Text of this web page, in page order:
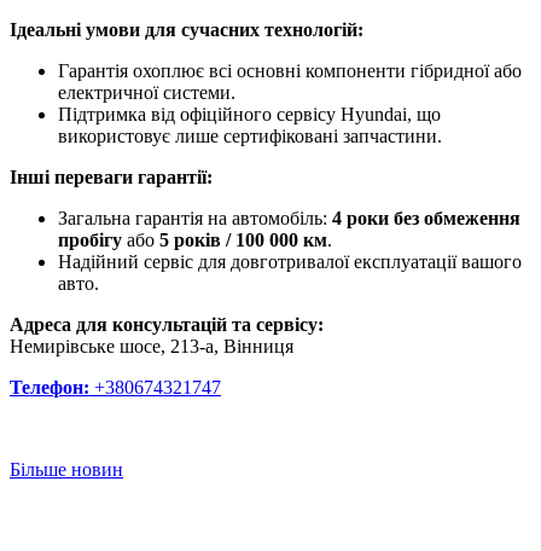
Ідеальні умови для сучасних технологій:
Гарантія охоплює всі основні компоненти гібридної або
електричної системи.
Підтримка від офіційного сервісу Hyundai, що
використовує лише сертифіковані запчастини.
Інші переваги гарантії:
Загальна гарантія на автомобіль: 4 роки без обмеження
пробігу або 5 років / 100 000 км.
Надійний сервіс для довготривалої експлуатації вашого
авто.
Адреса для консультацій та сервісу:
Немирівське шосе, 213-а, Вінниця
Телефон: +380674321747
Більше новин